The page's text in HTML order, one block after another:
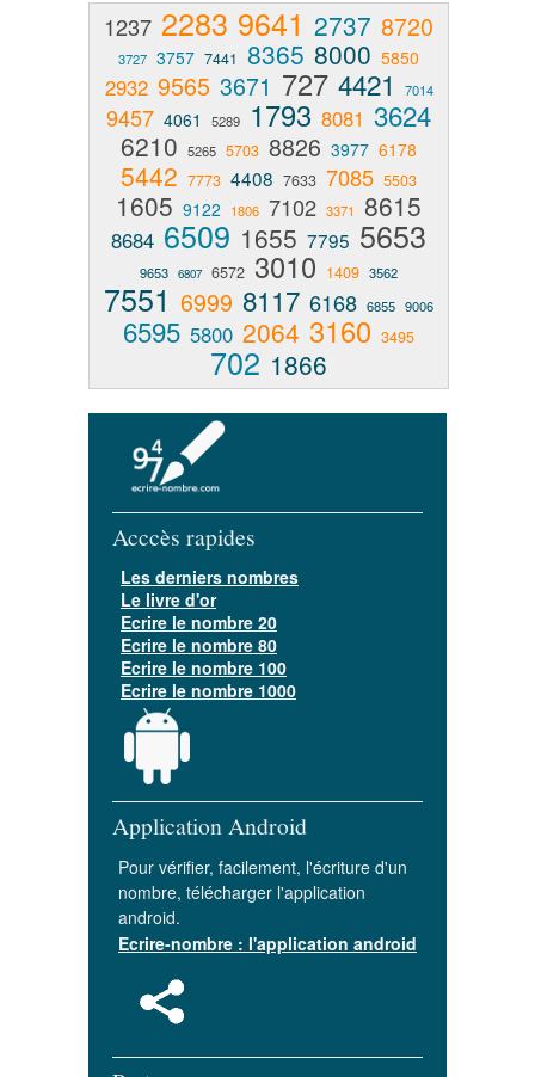
1237 2283 9641 2737 8720
3727 3757 7441 8365 8000 5850
2932 9565 3671 727 4421 7014
9457 4061 5289 1793 8081 3624
6210 5265 5703 8826 3977 6178
5442 7773 4408 7633 7085 5503
1605 9122 1806 7102 3371 8615
8684 6509 1655 7795 5653
9653 6807 6572 3010 1409 3562
7551 6999 8117 6168 6855 9006
6595 5800 2064 3160 3495
702 1866
Acccès rapides
Les derniers nombres
Le livre d'or
Ecrire le nombre 20
Ecrire le nombre 80
Ecrire le nombre 100
Ecrire le nombre 1000
Application Android
Pour vérifier, facilement, l'écriture d'un
nombre, télécharger l'application
android.
Ecrire-nombre : l'application android